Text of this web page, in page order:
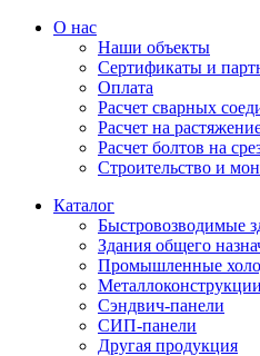
О нас
Наши объекты
Сертификаты и
Оплата
Расчет сварных
Расчет на
Расчет болтов на
Строительство и
Каталог
Быстровозводимые
Здания общего
Промышленные
Металлоконструкции
Сэндвич-панели
СИП-панели
Другая продукция